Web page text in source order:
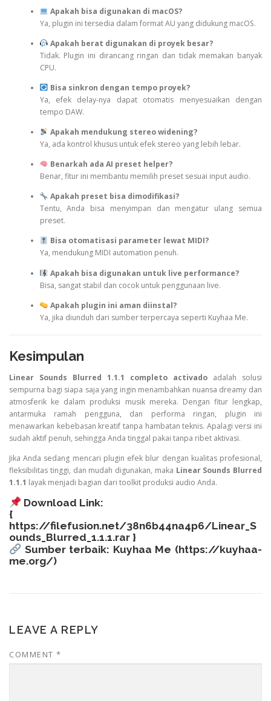
Apakah bisa digunakan di macOS?
Ya, plugin ini tersedia dalam format AU yang didukung macOS.
Apakah berat digunakan di proyek besar?
Tidak. Plugin ini dirancang ringan dan tidak memakan banyak
CPU.
Bisa sinkron dengan tempo proyek?
Ya, efek delay-nya dapat otomatis menyesuaikan dengan
tempo DAW.
Apakah mendukung stereo widening?
Ya, ada kontrol khusus untuk efek stereo yang lebih lebar.
Benarkah ada AI preset helper?
Benar, fitur ini membantu memilih preset sesuai input audio.
Apakah preset bisa dimodifikasi?
Tentu, Anda bisa menyimpan dan mengatur ulang semua
preset.
Bisa otomatisasi parameter lewat MIDI?
Ya, mendukung MIDI automation penuh.
Apakah bisa digunakan untuk live performance?
Bisa, sangat stabil dan cocok untuk penggunaan live.
Apakah plugin ini aman diinstal?
Ya, jika diunduh dari sumber terpercaya seperti Kuyhaa Me.
Kesimpulan
Linear Sounds Blurred 1.1.1 completo activado adalah solusi
sempurna bagi siapa saja yang ingin menambahkan nuansa dreamy dan
atmosferik ke dalam produksi musik mereka. Dengan fitur lengkap,
antarmuka ramah pengguna, dan performa ringan, plugin ini
menawarkan kebebasan kreatif tanpa hambatan teknis. Apalagi versi ini
sudah aktif penuh, sehingga Anda tinggal pakai tanpa ribet aktivasi.
Jika Anda sedang mencari plugin efek blur dengan kualitas profesional,
fleksibilitas tinggi, dan mudah digunakan, maka Linear Sounds Blurred
1.1.1 layak menjadi bagian dari toolkit produksi audio Anda.
Download Link:
{
https://filefusion.net/38n6b44na4p6/Linear_S
ounds_Blurred_1.1.1.rar }
Sumber terbaik: Kuyhaa Me (https://kuyhaa-
me.org/)
LEAVE A REPLY
COMMENT *